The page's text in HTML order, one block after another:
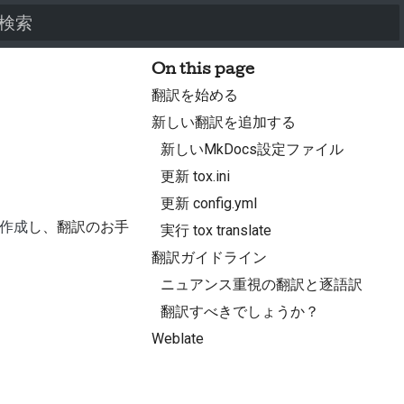
On this page
翻訳を始める
新しい翻訳を追加する
新しいMkDocs設定ファイル
更新 tox.ini
更新 config.yml
実行 tox translate
翻訳ガイドライン
ニュアンス重視の翻訳と逐語訳
翻訳すべきでしょうか？
Weblate
成し、翻訳のお手